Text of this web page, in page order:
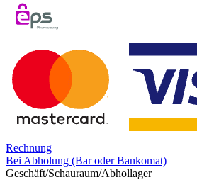
Rechnung
Bei Abholung (Bar oder Bankomat)
Geschäft/Schauraum/Abhollager